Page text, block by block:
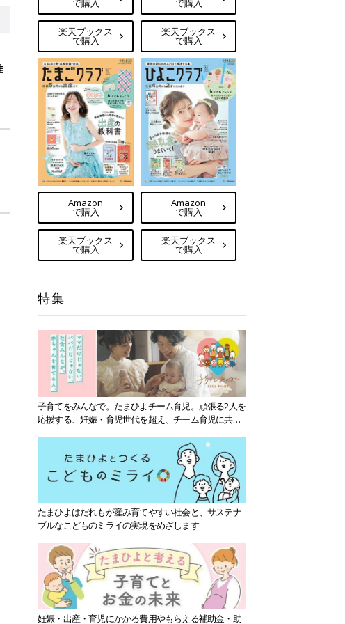
で購入
楽天ブックス
で購入
で購入
楽天ブックス
で購入
Amazon
で購入
楽天ブックス
で購入
Amazon
で購入
楽天ブックス
で購入
特集
子育てをみんなで。たまひよチーム育児。頑張る2人を
応援する、妊娠・育児世代を超え、チーム育児に共感
たまひよはだれもが産み育てやすい社会と、サステナ
ブルなこどものミライの実現をめざします
妊娠・出産・育児にかかる費用やもらえる補助金・助